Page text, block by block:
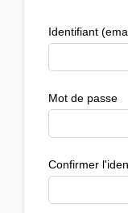
Identifiant
Mot de passe
Confirmer